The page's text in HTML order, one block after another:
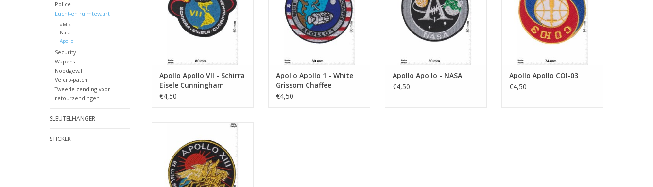
Police
Lucht-en ruimtevaart
#Mix
Nasa
Apollo
Security
Wapens
Noodgeval
Velcro-patch
Tweede zending voor
retourzendingen
SLEUTELHANGER
STICKER
Apollo Apollo VII - Schirra
Eisele Cunningham
€4,50
Apollo Apollo 1 - White
Grissom Chaffee
€4,50
Apollo Apollo - NASA
€4,50
Apollo Apollo COI-03
€4,50
Apollo 13 - Apollo XIII
TOEVOEGEN AAN WINKELWAGEN